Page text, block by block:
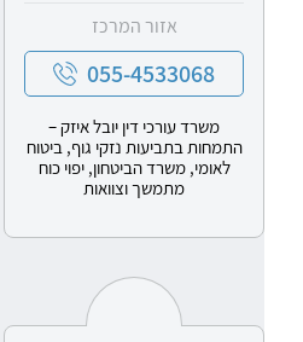
אזור המרכז
055-4533068
משרד עורכי דין יובל איזק –
התמחות בתביעות נזקי גוף, ביטוח
לאומי, משרד הביטחון, יפוי כוח
מתמשך וצוואות